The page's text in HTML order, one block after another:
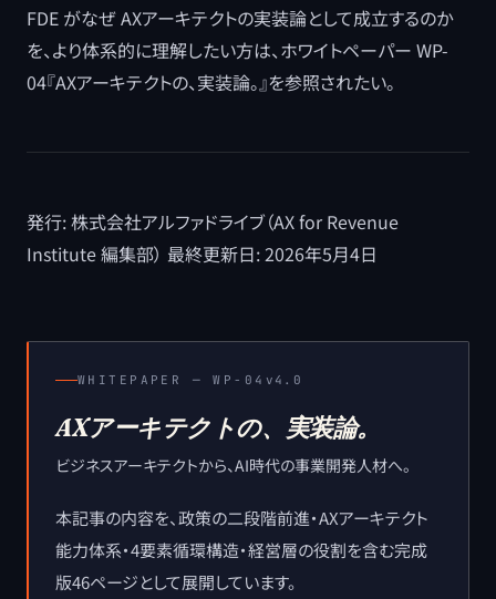
FDE がなぜ AXアーキテクトの実装論として成立するのか
を、より体系的に理解したい方は、ホワイトペーパー WP-
04『AXアーキテクトの、実装論。』を参照されたい。
発行: 株式会社アルファドライブ（AX for Revenue
Institute 編集部） 最終更新日: 2026年5月4日
WHITEPAPER ─WP-04 v4.0
AXアーキテクトの、実装論。
ビジネスアーキテクトから、AI時代の事業開発人材へ。
本記事の内容を、政策の二段階前進・AXアーキテクト
能力体系・4要素循環構造・経営層の役割を含む完成
版46ページとして展開しています。